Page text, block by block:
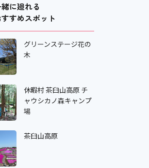
に廻れる
すすめスポット
グリーンステージ花の
木
休暇村 茶臼山高原 チ
ャウシカノ森キャンプ
場
茶臼山高原